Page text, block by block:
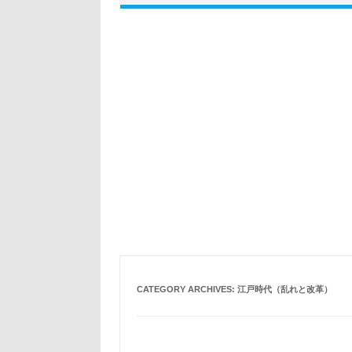
CATEGORY ARCHIVES: 江戸時代（乱れと改革）